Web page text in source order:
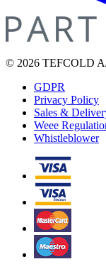
© 2026 TEFCOLD
GDPR
Privacy Policy
Sales &
Weee
Whistleblower